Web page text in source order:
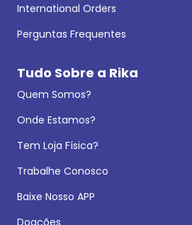
International Orders
Perguntas Frequentes
Tudo Sobre a Rika
Quem Somos?
Onde Estamos?
Tem Loja Física?
Trabalhe Conosco
Baixe Nosso APP
Doações